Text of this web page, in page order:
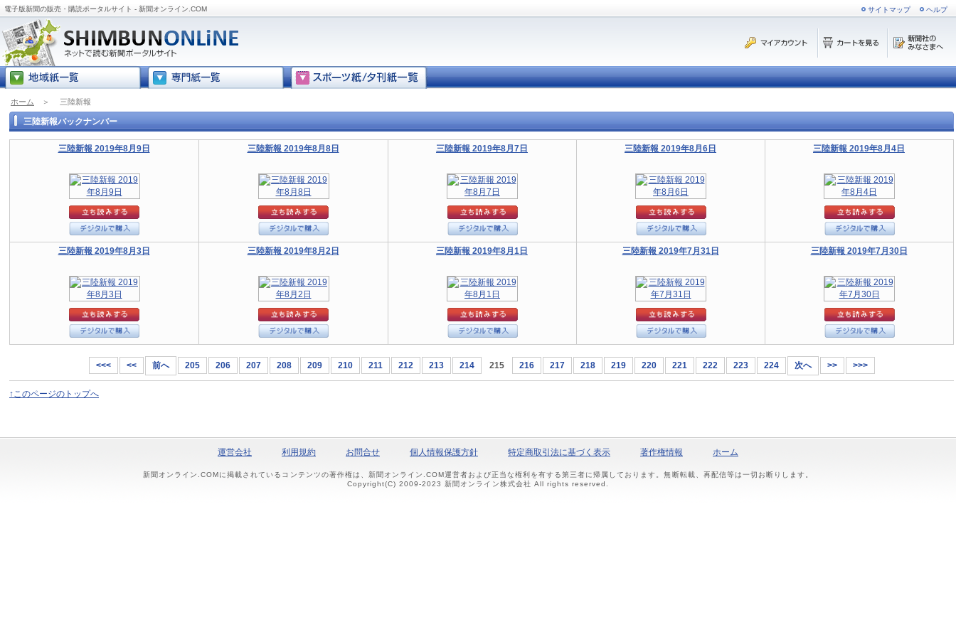
電子版新聞の販売・購読ポータルサイト - 新聞オンライン.COM サイトマップ ヘルプ
ホーム ＞ 三陸新報
三陸新報バックナンバー
三陸新報 2019年8月9日 三陸新報 2019年8月8日 三陸新報 2019年8月7日 三陸新報 2019年8月6日 三陸新報 2019年8月4日
三陸新報 2019年8月3日 三陸新報 2019年8月2日 三陸新報 2019年8月1日 三陸新報 2019年7月31日 三陸新報 2019年7月30日
<<< << 前へ 205 206 207 208 209 210 211 212 213 214 215 216 217 218 219 220 221 222 223 224 次へ >> >>>
↑このページのトップへ
運営会社 利用規約 お問合せ 個人情報保護方針 特定商取引法に基づく表示 著作権情報 ホーム
新聞オンライン.COMに掲載されているコンテンツの著作権は、新聞オンライン.COM運営者および正当な権利を有する第三者に帰属しております。無断転載、再配信等は一切お断りします。
Copyright(C) 2009-2023 新聞オンライン株式会社 All rights reserved.